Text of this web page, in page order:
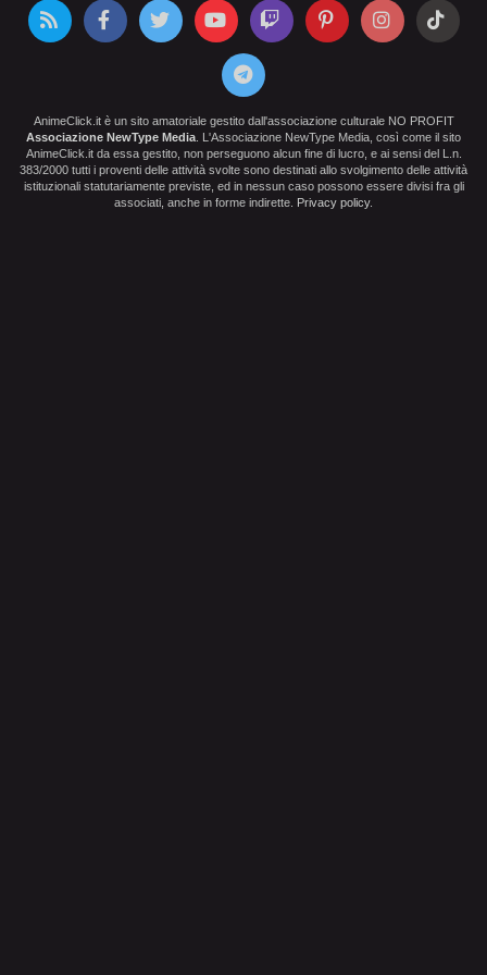
AnimeClick.it è un sito amatoriale gestito dall'associazione culturale NO PROFIT
Associazione NewType Media . L'Associazione NewType Media, così come il sito
AnimeClick.it da essa gestito, non perseguono alcun fine di lucro, e ai sensi del L.n.
383/2000 tutti i proventi delle attività svolte sono destinati allo svolgimento delle attività
istituzionali statutariamente previste, ed in nessun caso possono essere divisi fra gli
associati, anche in forme indirette. Privacy policy.